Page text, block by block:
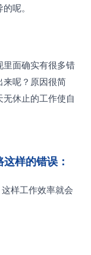
呢。
面确实有很多错
来呢？原因很简
休止的工作使自
样的错误：
样工作效率就会